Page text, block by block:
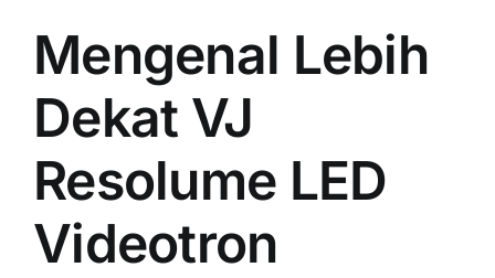
Mengenal Lebih
Dekat VJ
Resolume LED
Videotron